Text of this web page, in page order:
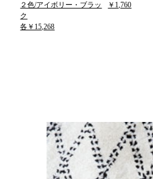
２色/アイボリー・ブラッ
ク
各￥15,268
￥1,760